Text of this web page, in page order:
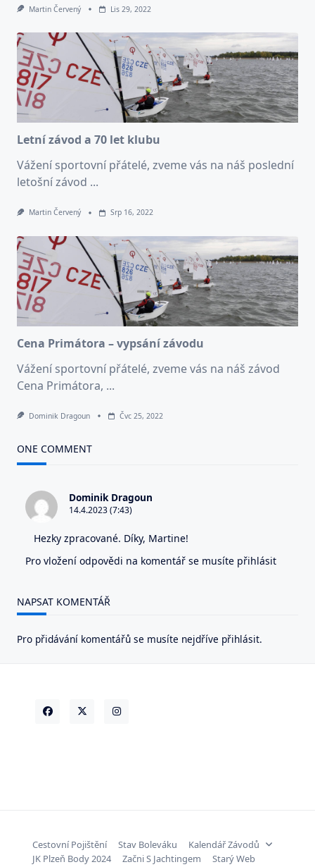
Martin Červený Lis 29, 2022
Letní závod a 70 let klubu
Vážení sportovní přátelé, zveme vás na náš poslední
letošní závod ...
Martin Červený Srp 16, 2022
Cena Primátora – vypsání závodu
Vážení sportovní přátelé, zveme vás na náš závod
Cena Primátora, ...
Dominik Dragoun Čvc 25, 2022
ONE COMMENT
Dominik Dragoun
14.4.2023 (7:43)
Hezky zpracované. Díky, Martine!
Pro vložení odpovědi na komentář se musíte přihlásit
NAPSAT KOMENTÁŘ
Pro přidávání komentářů se musíte nejdříve přihlásit.
Cestovní Pojištění Stav Boleváku
Kalendář Závodů
JK Plzeň Body 2024
Začni S Jachtingem Starý Web